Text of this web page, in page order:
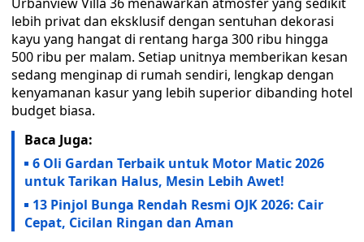
lebih privat dan eksklusif dengan sentuhan dekorasi
kayu yang hangat di rentang harga 300 ribu hingga
500 ribu per malam. Setiap unitnya memberikan kesan
sedang menginap di rumah sendiri, lengkap dengan
kenyamanan kasur yang lebih superior dibanding hotel
budget biasa.
Baca Juga:
6 Oli Gardan Terbaik untuk Motor Matic 2026
untuk Tarikan Halus, Mesin Lebih Awet!
13 Pinjol Bunga Rendah Resmi OJK 2026: Cair
Cepat, Cicilan Ringan dan Aman